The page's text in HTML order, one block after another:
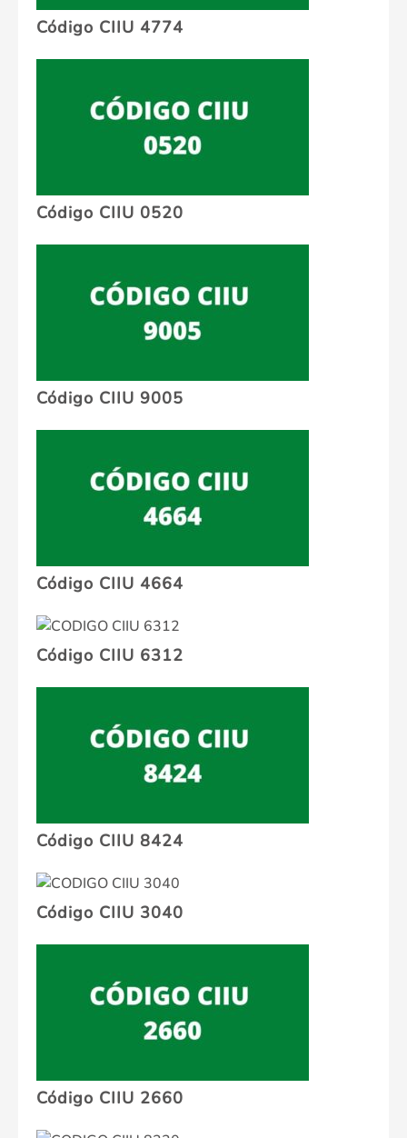
Código CIIU 4774
Código CIIU 0520
Código CIIU 9005
Código CIIU 4664
Código CIIU 6312
Código CIIU 8424
Código CIIU 3040
Código CIIU 2660